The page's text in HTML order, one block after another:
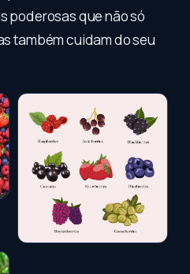
poderosas que não só
também cuidam do seu